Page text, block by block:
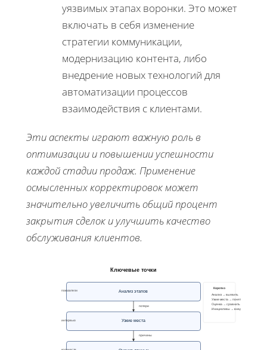
уязвимых этапах воронки. Это может
включать в себя изменение
стратегии коммуникации,
модернизацию контента, либо
внедрение новых технологий для
автоматизации процессов
взаимодействия с клиентами.
Эти аспекты играют важную роль в
оптимизации и повышении успешности
каждой стадии продаж. Применение
осмысленных корректировок может
значительно увеличить общий процент
закрытия сделок и улучшить качество
обслуживания клиентов.
Ключевые точки
Анализ этапов
показатели
потери
Узкие места
интервью
причины
Коротко
Анализ → выявить
Узкие места → понять
Оценка → сравнить
Инициативы → внедрить